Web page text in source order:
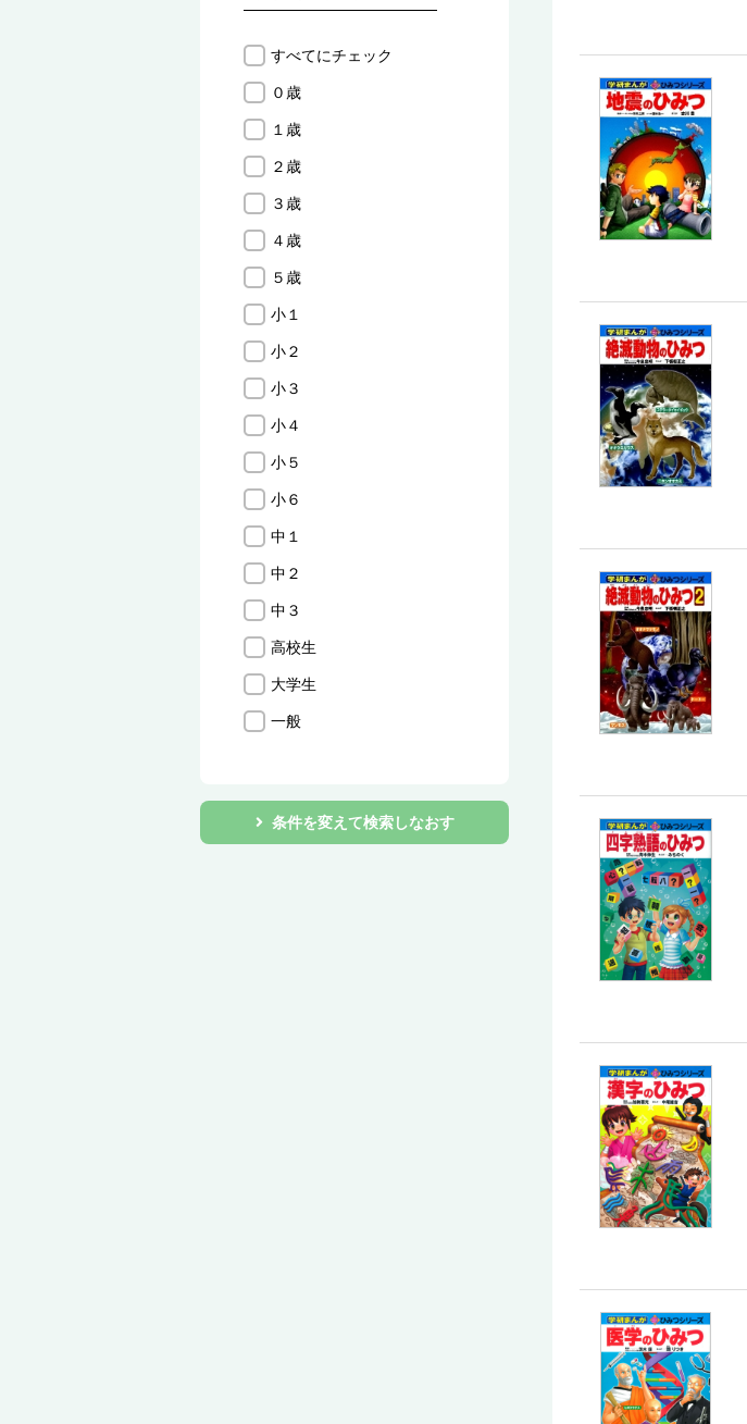
すべてにチェック
０歳
１歳
２歳
３歳
４歳
５歳
小１
小２
小３
小４
小５
小６
中１
中２
中３
高校生
大学生
一般
条件を変えて検索しなおす